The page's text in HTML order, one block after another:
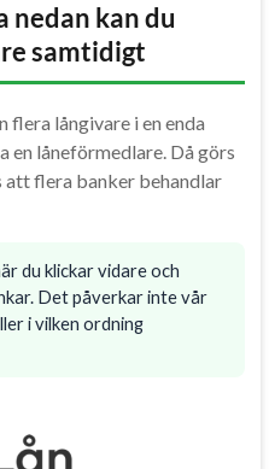
nedan kan du
samtidigt
långivare i en enda
en låneförmedlare. Då görs
flera banker behandlar
du klickar vidare och
Det påverkar inte vår
i vilken ordning